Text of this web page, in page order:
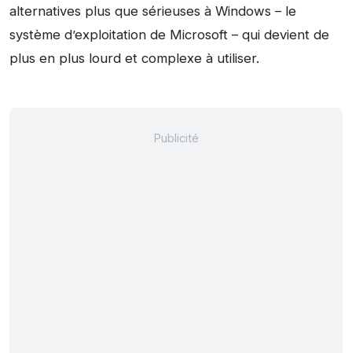
alternatives plus que sérieuses à Windows – le
système d’exploitation de Microsoft – qui devient de
plus en plus lourd et complexe à utiliser.